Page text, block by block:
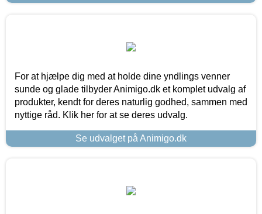
For at hjælpe dig med at holde dine yndlings venner
sunde og glade tilbyder Animigo.dk et komplet udvalg af
produkter, kendt for deres naturlig godhed, sammen med
nyttige råd. Klik her for at se deres udvalg.
Se udvalget på Animigo.dk